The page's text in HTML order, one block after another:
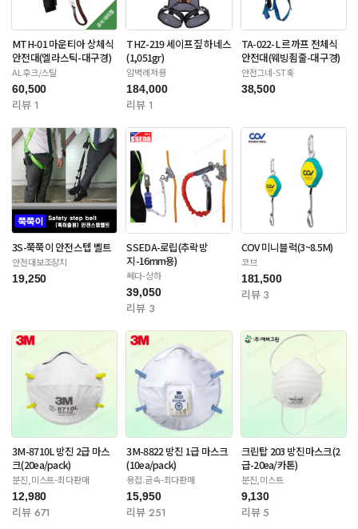
MTH-01 마운티아 상체식
안전대(엘라스틱-대구경)
AL후크/스틸
60,500
리뷰 1
THZ-219 세이프짚 하네스
(1,051gr)
암벽레저용
184,000
리뷰 1
TA-022-L 르까프 전체식
안전대(웨빙죔줄-대구경)
안전그네-ST훅
38,500
3S-쭉쭉이 안전스텝 벨트
안전대보조장치
19,250
SSEDA-로립(추락방
지-16mm용)
쎄다-상하
39,050
리뷰 3
COV 미니블럭(3~8.5M)
코브
181,500
리뷰 3
3M-8710L 방진 2급 마스
크(20ea/pack)
분진,미스트-최다판매
12,980
리뷰 671
3M-8822 방진 1급 마스크
(10ea/pack)
용접.금속-최다판매
15,950
리뷰 251
크린탑 203 방진마스크(2
급-20ea/카톤)
분진,미스트
9,130
리뷰 5